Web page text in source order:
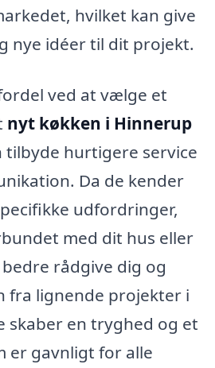
hvilket kan give
nye idéer til dit projekt.
ved at vælge et
nyt køkken i Hinnerup
tilbyde hurtigere service
Da de kender
udfordringer,
med dit hus eller
rådgive dig og
fra lignende projekter i
en tryghed og et
er gavnligt for alle